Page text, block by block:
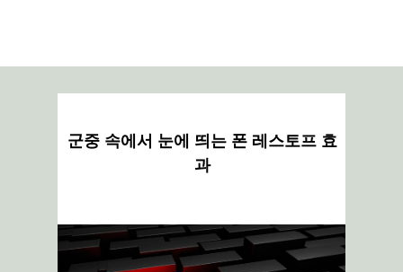
군중 속에서 눈에 띄는 폰 레스토프 효
과